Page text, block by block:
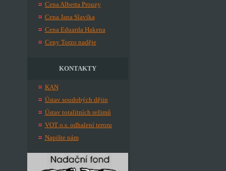
Cena Alberta Prouzy
Cena Jana Slavíka
Cena Eduarda Hakena
Ceny Torzo naděje
KONTAKTY
KAN
Ústav soudobých dějin
Ústav totalitních režimů
VOT o.s. odhalení teroru
Napište nám